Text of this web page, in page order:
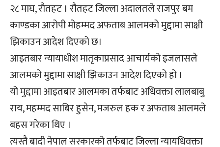
२८ माघ, रौतहट । रौतहट जिल्ला अदालतले राजपुर बम
काण्डका आरोपी मोहम्मद अफताब आलमको मुद्दामा साक्षी
झिकाउन आदेश दिएको छ।
आइतबार न्यायाधीश मातृकाप्रसाद आचार्यको इजलासले
आलमको मुद्दामा साक्षी झिकाउन आदेश दिएको हो ।
यो मुद्दामा आइतबार आलमका तर्फबाट अधिवक्ता लालबाबु
राय, महम्मद साबिर हुसेन, मजरुल हक र अफताब आलमले
बहस गरेका थिए ।
त्यस्तै बादी नेपाल सरकारको तर्फबाट जिल्ला न्यायधिवक्ता